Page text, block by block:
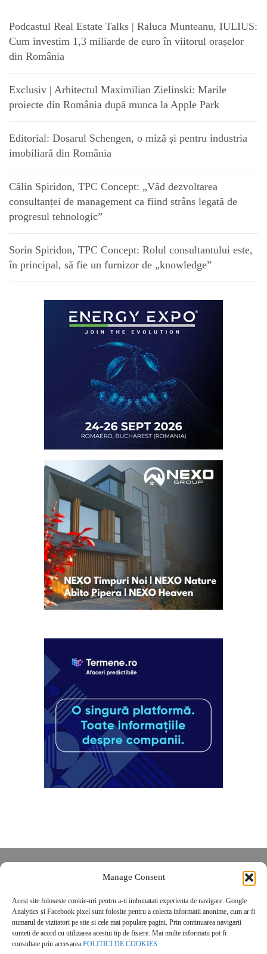
Manage Consent
Acest site foloseste cookie-uri pentru a-ti imbunatati experienta de navigare. Google
Analytics și Facebook pixel sunt folosite pentru a colecta informatii anonime, cum ar fi
numarul de vizitatori pe site si cele mai populare pagini. Prin continuarea navigarii
sunteti de acord cu utilizarea acestui tip de fisiere. Mai multe informatii pot fi
consultate prin accesarea POLITICI DE COOKIES
Podcastul Real Estate Talks | Raluca Munteanu, IULIUS:
Cum investim 1,3 miliarde de euro în viitorul orașelor
din România
Exclusiv | Arhitectul Maximilian Zielinski: Marile
proiecte din România după munca la Apple Park
Editorial: Dosarul Schengen, o miză și pentru industria
imobiliară din România
Călin Spiridon, TPC Concept: „Văd dezvoltarea
consultanței de management ca fiind strâns legată de
progresul tehnologic”
Sorin Spiridon, TPC Concept: Rolul consultantului este,
în principal, să fie un furnizor de „knowledge”
POLITICĂ DE CONFIDENȚIALITATE
Politica de cookies